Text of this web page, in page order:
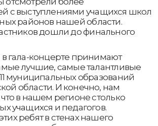
с выступлениями учащихся школ
районов нашей области.
дошли до финального
в гала-концерте принимают
лучшие, самые талантливые
муниципальных образований
области. И конечно, нам
в нашем регионе столько
учащихся и педагогов.
ребят в стенах нашего